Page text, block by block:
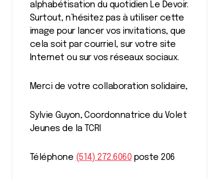
alphabétisation du quotidien Le Devoir.
Surtout, n’hésitez pas à utiliser cette
image pour lancer vos invitations, que
cela soit par courriel, sur votre site
Internet ou sur vos réseaux sociaux.
Merci de votre collaboration solidaire,
Sylvie Guyon, Coordonnatrice du Volet
Jeunes de la TCRI
Téléphone (514) 272.6060 poste 206